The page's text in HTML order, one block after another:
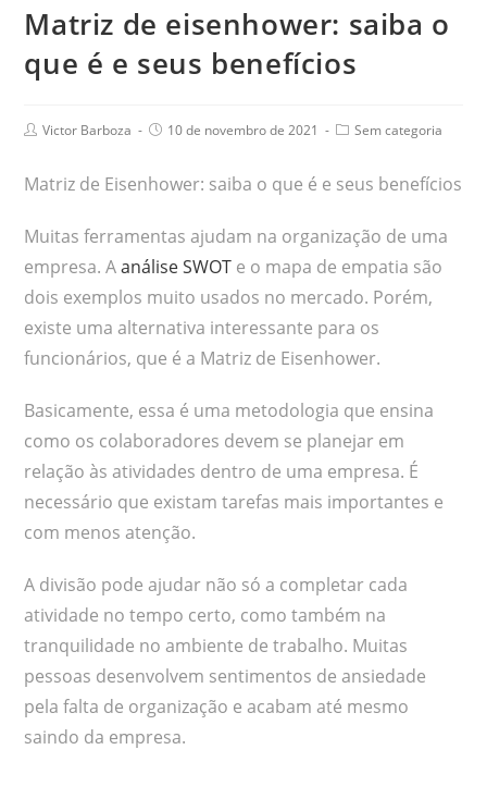
Matriz de eisenhower: saiba o
que é e seus benefícios
Victor Barboza 10 de novembro de 2021 Sem categoria
Matriz de Eisenhower: saiba o que é e seus benefícios
Muitas ferramentas ajudam na organização de uma
empresa. Aanálise SWOT e o mapa de empatia são
dois exemplos muito usados no mercado. Porém,
existe uma alternativa interessante para os
funcionários, que é a Matriz de Eisenhower.
Basicamente, essa é uma metodologia que ensina
como os colaboradores devem se planejar em
relação às atividades dentro de uma empresa. É
necessário que existam tarefas mais importantes e
com menos atenção.
A divisão pode ajudar não só a completar cada
atividade no tempo certo, como também na
tranquilidade no ambiente de trabalho. Muitas
pessoas desenvolvem sentimentos de ansiedade
pela falta de organização e acabam até mesmo
saindo da empresa.